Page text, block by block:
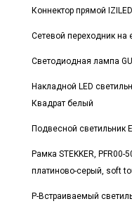
Коннектор прямой
Сетевой переходник на
Светодиодная лампа
Накладной LED
Квадрат белый
Подвесной светильник
Рамка STEKKER,
платиново-серый, soft
Р-Встраиваемый